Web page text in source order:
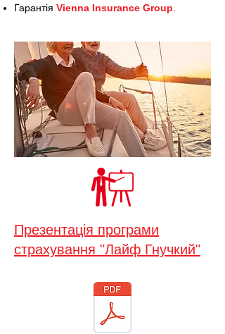
Гарантія Vienna Insurance Group
Презентація програми
страхування "Лайф Гнучкий"